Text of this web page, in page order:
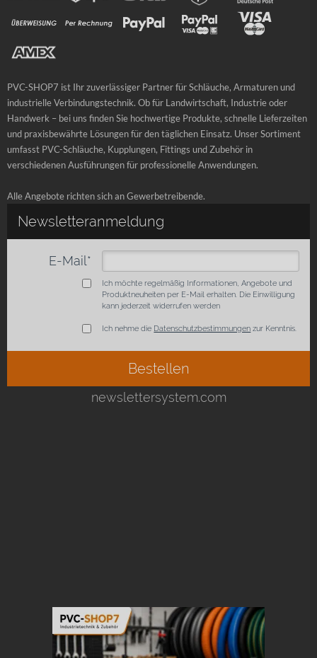
PVC-SHOP7 ist Ihr zuverlässiger Partner für Schläuche, Armaturen und
industrielle Verbindungstechnik. Ob für Landwirtschaft, Industrie oder
Handwerk – bei uns finden Sie hochwertige Produkte, schnelle Lieferzeiten
und praxisbewährte Lösungen für den täglichen Einsatz. Unser Sortiment
umfasst PVC-Schläuche, Kupplungen, Fittings und Zubehör in
verschiedenen Ausführungen für professionelle Anwendungen.
Alle Angebote richten sich an Gewerbetreibende.